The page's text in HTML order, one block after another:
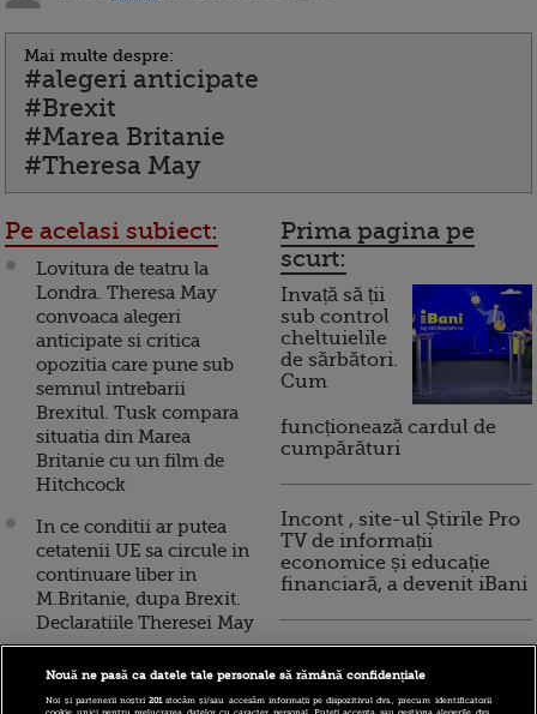
Mai multe despre:
#alegeri anticipate
#Brexit
#Marea Britanie
#Theresa May
Pe acelasi subiect:
Lovitura de teatru la
Londra. Theresa May
convoaca alegeri
anticipate si critica
opozitia care pune sub
semnul intrebarii
Brexitul. Tusk compara
situatia din Marea
Britanie cu un film de
Hitchcock
In ce conditii ar putea
cetatenii UE sa circule in
continuare liber in
M.Britanie, dupa Brexit.
Declaratiile Theresei May
Brexitul poate incepe.
Prima pagina pe
scurt:
Invață să ții
sub control
cheltuielile
de sărbători.
Cum
funcționează cardul de
cumpărături
Incont , site-ul Știrile Pro
TV de informații
economice și educație
financiară, a devenit iBani
financiare inteligente
Nouă ne pasă ca datele tale personale să rămână confidențiale
Noi și partenerii noștri201stocăm și/sau accesăm informații pe dispozitivul dvs., precum identificatorii